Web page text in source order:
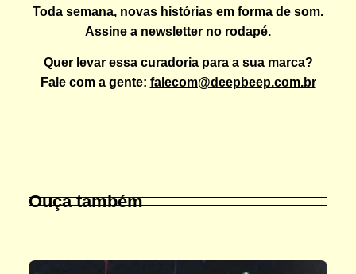
Toda semana, novas histórias em forma de som.
Assine a newsletter no rodapé.
Quer levar essa curadoria para a sua marca?
Fale com a gente: falecom@deepbeep.com.br
Ouça também